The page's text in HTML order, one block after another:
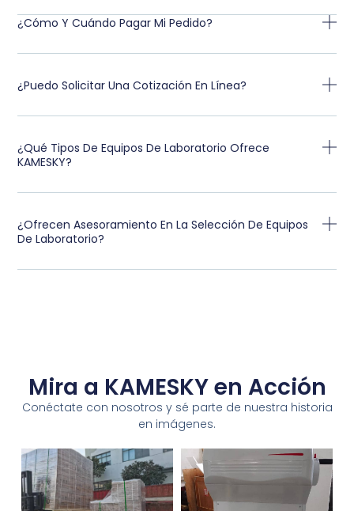
¿Cómo Y Cuándo Pagar Mi Pedido?
¿Puedo Solicitar Una Cotización En Línea?
¿Qué Tipos De Equipos De Laboratorio Ofrece
KAMESKY?
¿Ofrecen Asesoramiento En La Selección De Equipos
De Laboratorio?
Mira a KAMESKY en Acción
Conéctate con nosotros y sé parte de nuestra historia
en imágenes.